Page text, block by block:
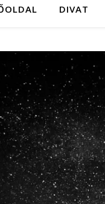
DIVAT